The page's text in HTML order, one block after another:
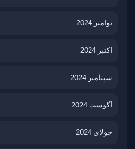
نوامبر 2024
اکتبر 2024
سپتامبر 2024
آگوست 2024
جولای 2024